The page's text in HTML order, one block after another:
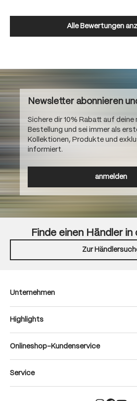
Alle Bewertungen
Newsletter abonnieren
Sichere dir 10% Rabatt auf
Bestellung und sei immer als
Kollektionen, Produkte und
informiert.
anmelden
Finde einen Händler in
Zur
Unternehmen
Highlights
Onlineshop-Kundenservice
Service